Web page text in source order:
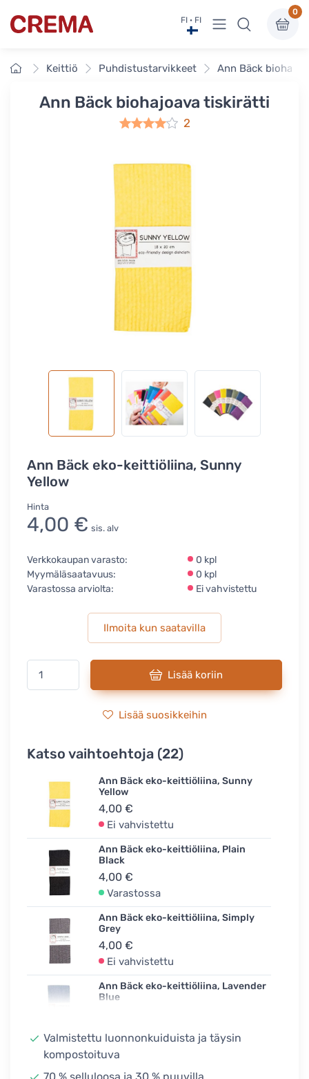
Crema FI · FI Näytä valikko
0
EtusivuKeittiö Puhdistustarvikkeet Ann Bäck
Ann Bäck biohajoava tiskirätti
2
Ann Bäck eko-keittiöliina, Sunny
Yellow
Hinta
4,00 € sis. alv
Verkkokaupan varasto:
0 kpl
Myymäläsaatavuus:
0 kpl
Varastossa arviolta:
Ei vahvistettu
Ilmoita kun saatavilla
Lisää koriin
Lisää suosikkeihin
Katso vaihtoehtoja (22)
Ann Bäck eko-keittiöliina, Sunny
Yellow
4,00 €
Ei vahvistettu
Ann Bäck eko-keittiöliina, Plain
Black
4,00 €
Varastossa
Ann Bäck eko-keittiöliina, Simply
Grey
4,00 €
Ei vahvistettu
Ann Bäck eko-keittiöliina, Lavender
Blue
Ann Bäck eko-keittiöliina, Suomi
Valmistettu luonnonkuiduista ja täysin
kompostoituva